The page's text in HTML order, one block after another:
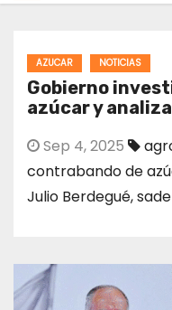
AZUCAR NOTICIAS
Gobierno
azúcar y
Sep 4, 2025
contrabando de
Julio Berdegué,